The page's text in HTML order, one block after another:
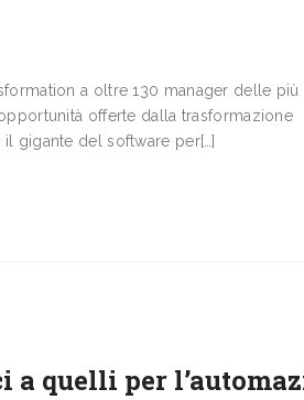
a oltre 130 manager delle più
offerte dalla trasformazione
gigante del software per[…]
a quelli per